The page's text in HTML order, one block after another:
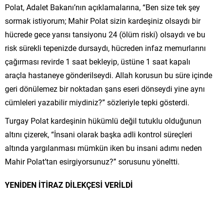
Polat, Adalet Bakanı’nın açıklamalarına, “Ben size tek şey
sormak istiyorum; Mahir Polat sizin kardeşiniz olsaydı bir
hücrede gece yarısı tansiyonu 24 (ölüm riski) olsaydı ve bu
risk sürekli tepenizde dursaydı, hücreden infaz memurlarını
çağırması revirde 1 saat bekleyip, üstüne 1 saat kapalı
araçla hastaneye gönderilseydi. Allah korusun bu süre içinde
geri dönülemez bir noktadan şans eseri dönseydi yine aynı
cümleleri yazabilir miydiniz?” sözleriyle tepki gösterdi.
Turgay Polat kardeşinin hükümlü değil tutuklu olduğunun
altını çizerek, “İnsani olarak başka adli kontrol süreçleri
altında yargılanması mümkün iken bu insani adımı neden
Mahir Polat’tan esirgiyorsunuz?” sorusunu yöneltti.
YENİDEN İTİRAZ DİLEKÇESİ VERİLDİ